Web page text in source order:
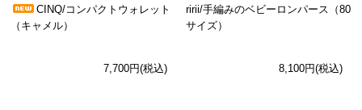
CINQ/コンパクトウォレット
（キャメル）
7,700円(税込)
ririi/手編みのベビーロンパース（80
サイズ）
8,100円(税込)